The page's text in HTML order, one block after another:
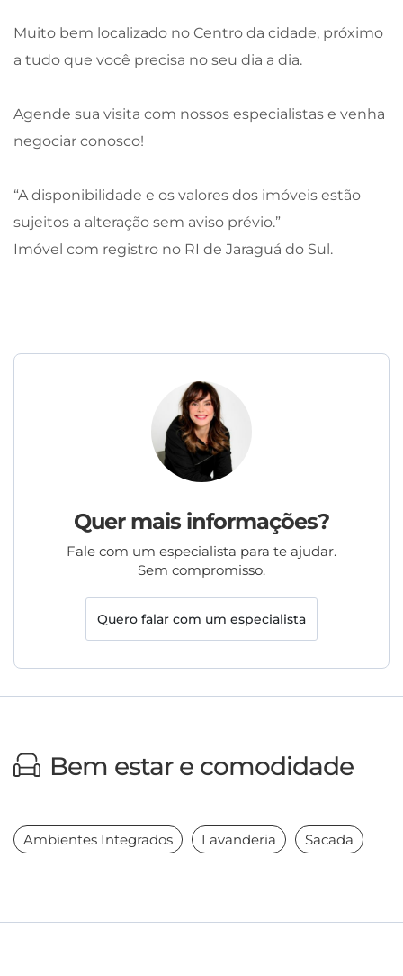
Muito bem localizado no Centro da cidade, próximo
a tudo que você precisa no seu dia a dia.
Agende sua visita com nossos especialistas e venha
negociar conosco!
“A disponibilidade e os valores dos imóveis estão
sujeitos a alteração sem aviso prévio.”
Imóvel com registro no RI de Jaraguá do Sul.
Quer mais informações?
Fale com um especialista para te ajudar.
Sem compromisso.
Quero falar com um especialista
Bem estar e comodidade
Ambientes Integrados Lavanderia Sacada